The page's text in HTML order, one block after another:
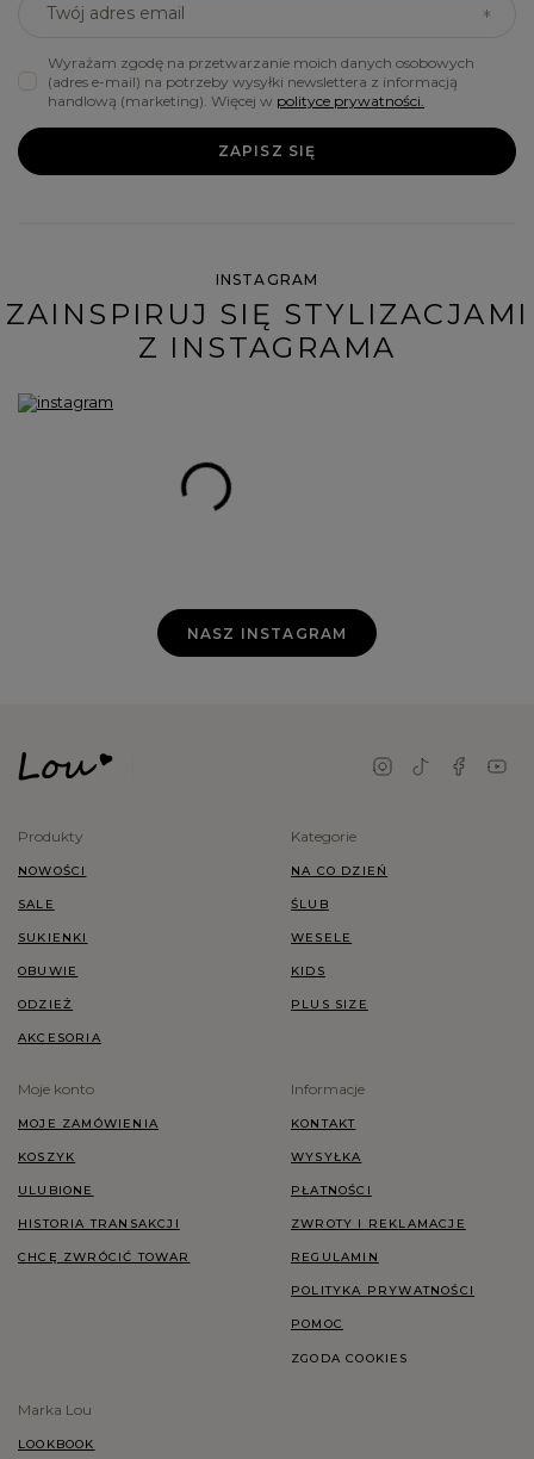
Twój adres email
Wyrażam zgodę na przetwarzanie moich danych osobowych
(adres e-mail) na potrzeby wysyłki newslettera z informacją
handlową (marketing). Więcej w polityce prywatności.
ZAPISZ SIĘ
INSTAGRAM
ZAINSPIRUJ SIĘ STYLIZACJAMI
Z INSTAGRAMA
NASZ INSTAGRAM
Produkty
NOWOŚCI
SALE
SUKIENKI
OBUWIE
ODZIEŻ
AKCESORIA
Kategorie
NA CO DZIEŃ
ŚLUB
WESELE
KIDS
PLUS SIZE
Moje konto
MOJE ZAMÓWIENIA
KOSZYK
ULUBIONE
HISTORIA TRANSAKCJI
CHCĘ ZWRÓCIĆ TOWAR
Informacje
KONTAKT
WYSYŁKA
PŁATNOŚCI
ZWROTY I REKLAMACJE
REGULAMIN
POLITYKA PRYWATNOŚCI
POMOC
ZGODA COOKIES
Marka Lou
LOOKBOOK